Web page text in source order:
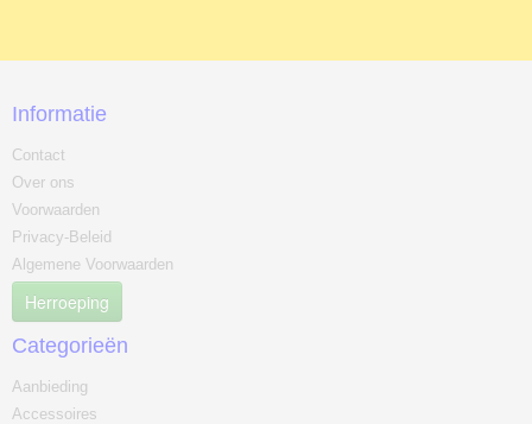
Informatie
Contact
Over ons
Voorwaarden
Privacy-Beleid
Algemene Voorwaarden
Herroeping
Categorieën
Aanbieding
Accessoires